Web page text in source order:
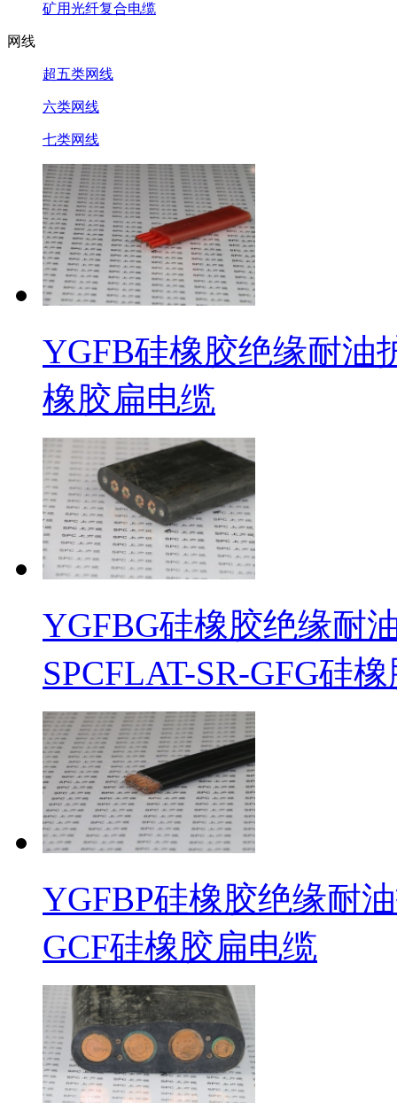
矿用光纤复合电缆
网线
超五类网线
六类网线
七类网线
YGFB硅橡胶绝缘耐油
橡胶扁电缆
YGFBG硅橡胶绝缘耐
SPCFLAT-SR-GFG硅
YGFBP硅橡胶绝缘耐
GCF硅橡胶扁电缆